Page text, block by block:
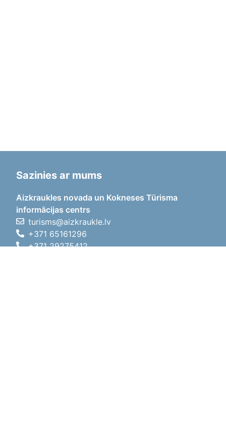
Sazinies ar mums
Aizkraukles novada un Kokneses Tūrisma
informācijas centrs
turisms@aizkraukle.lv
+371 65161296
+371 29275412